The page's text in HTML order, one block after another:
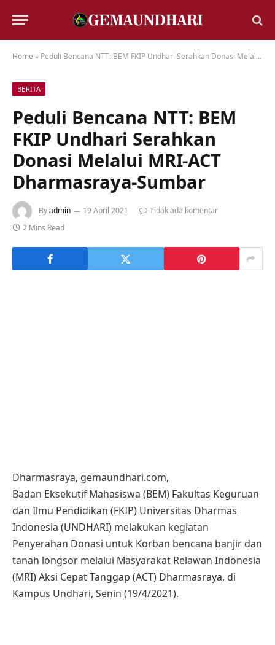
Home » Peduli Bencana NTT: BEM FKIP Undhari Serahkan Donasi Melalui MRI-ACT Dharmasraya-Sumbar
BERITA
Peduli Bencana NTT: BEM
FKIP Undhari Serahkan
Donasi Melalui MRI-ACT
Dharmasraya-Sumbar
Byadmin 19 April 2021
Tidak ada komentar
2 Mins Read
Dharmasraya, gemaundhari.com,
Badan Eksekutif Mahasiswa (BEM) Fakultas Keguruan
dan Ilmu Pendidikan (FKIP) Universitas Dharmas
Indonesia (UNDHARI) melakukan kegiatan
Penyerahan Donasi untuk Korban bencana banjir dan
tanah longsor melalui Masyarakat Relawan Indonesia
(MRI) Aksi Cepat Tanggap (ACT) Dharmasraya, di
Kampus Undhari, Senin (19/4/2021).